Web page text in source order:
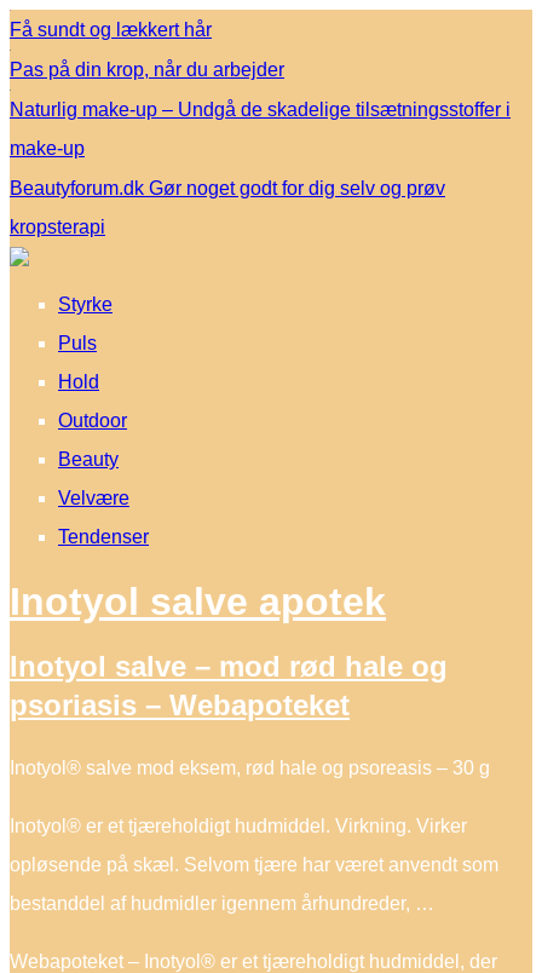
Få sundt og lækkert hår
Pas på din krop, når du arbejder
Naturlig make-up – Undgå de skadelige tilsætningsstoffer i
make-up
Beautyforum.dk Gør noget godt for dig selv og prøv
kropsterapi
Styrke
Puls
Hold
Outdoor
Beauty
Velvære
Tendenser
Inotyol salve apotek
Inotyol salve – mod rød hale og
psoriasis – Webapoteket
Inotyol® salve mod eksem, rød hale og psoreasis – 30 g
Inotyol® er et tjæreholdigt hudmiddel. Virkning. Virker
opløsende på skæl. Selvom tjære har været anvendt som
bestanddel af hudmidler igennem århundreder, …
Webapoteket – Inotyol® er et tjæreholdigt hudmiddel, der